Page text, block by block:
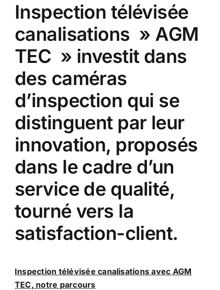
Inspection télévisée
canalisations » AGM
TEC » investit dans
des caméras
d’inspection qui se
distinguent par leur
innovation, proposés
dans le cadre d’un
service de qualité,
tourné vers la
satisfaction-client.
Inspection télévisée canalisations avec AGM
TEC, notre parcours